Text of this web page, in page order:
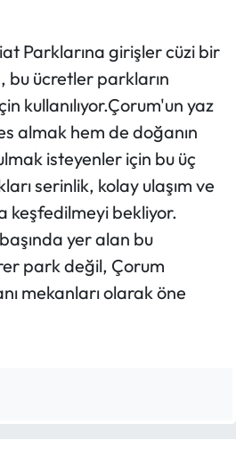
Parklarına girişler cüzi bir
bu ücretler parkların
kullanılıyor.Çorum'un yaz
almak hem de doğanın
isteyenler için bu üç
serinlik, kolay ulaşım ve
keşfedilmeyi bekliyor.
yer alan bu
park değil, Çorum
mekanları olarak öne